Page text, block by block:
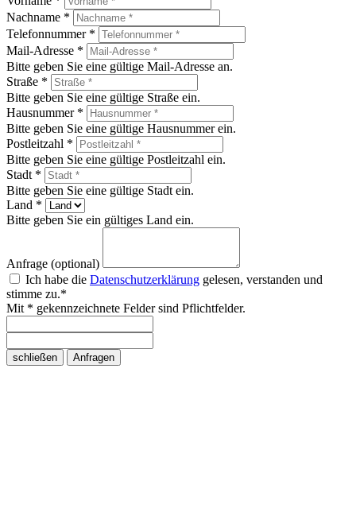
Nachname *
Telefonnummer *
Mail-Adresse *
Bitte geben Sie eine gültige Mail-Adresse an.
Straße *
Bitte geben Sie eine gültige Straße ein.
Hausnummer *
Bitte geben Sie eine gültige Hausnummer ein.
Postleitzahl *
Bitte geben Sie eine gültige Postleitzahl ein.
Stadt *
Bitte geben Sie eine gültige Stadt ein.
Land *
Bitte geben Sie ein gültiges Land ein.
Anfrage (optional)
Ich habe die Datenschutzerklärung gelesen, verstanden und
stimme zu.*
Mit * gekennzeichnete Felder sind Pflichtfelder.
schließen Anfragen